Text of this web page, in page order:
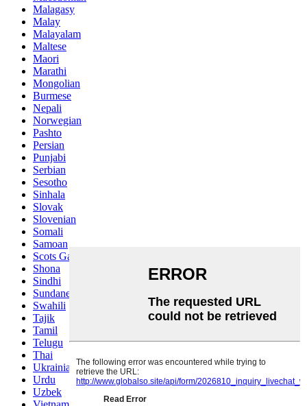
Malagasy
Malay
Malayalam
Maltese
Maori
Marathi
Mongolian
Burmese
Nepali
Norwegian
Pashto
Persian
Punjabi
Serbian
Sesotho
Sinhala
Slovak
Slovenian
Somali
Samoan
Scots Gaelic
Shona
Sindhi
Sundanese
Swahili
Tajik
Tamil
Telugu
Thai
Ukrainian
Urdu
Uzbek